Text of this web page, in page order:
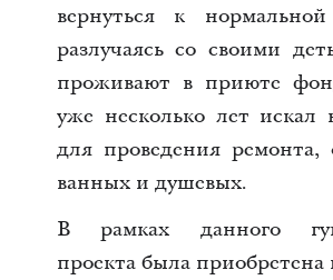
вернуться к
разлучаясь со своими
проживают в приюте
уже несколько лет искал
для проведения ремонта,
ванных и душевых.
В рамках данного
проекта была приобретена